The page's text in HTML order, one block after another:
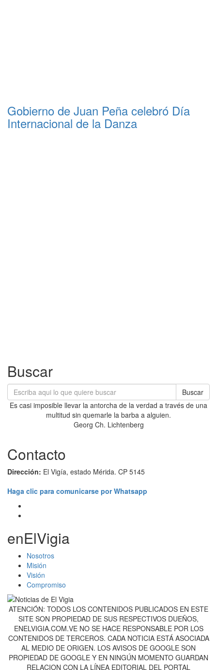
Gobierno de Juan Peña celebró Día
Internacional de la Danza
Buscar
Buscar
Es casi imposible llevar la antorcha de la verdad a través de una
multitud sin quemarle la barba a alguien.
Georg Ch. Lichtenberg
Contacto
Dirección: El Vigía, estado Mérida. CP 5145
Haga clic para comunicarse por Whatsapp
enElVigia
Nosotros
Misión
Visión
Compromiso
ATENCIÓN: TODOS LOS CONTENIDOS PUBLICADOS EN ESTE
SITE SON PROPIEDAD DE SUS RESPECTIVOS DUEÑOS,
ENELVIGIA.COM.VE NO SE HACE RESPONSABLE POR LOS
CONTENIDOS DE TERCEROS. CADA NOTICIA ESTÁ ASOCIADA
AL MEDIO DE ORIGEN. LOS AVISOS DE GOOGLE SON
PROPIEDAD DE GOOGLE Y EN NINGÚN MOMENTO GUARDAN
RELACION CON LA LÍNEA EDITORIAL DEL PORTAL